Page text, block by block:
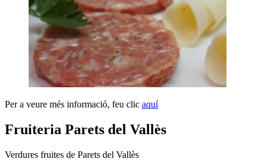
Per a veure més informació, feu clic aquí
Fruiteria Parets del Vallès
Verdures fruites de Parets del Vallès